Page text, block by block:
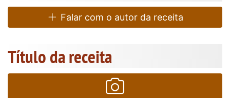
Falar com o autor da receita
Título da receita